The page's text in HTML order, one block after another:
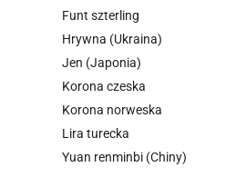
Funt szterling
Hrywna (Ukraina)
Jen (Japonia)
Korona czeska
Korona norweska
Lira turecka
Yuan renminbi (Chiny)